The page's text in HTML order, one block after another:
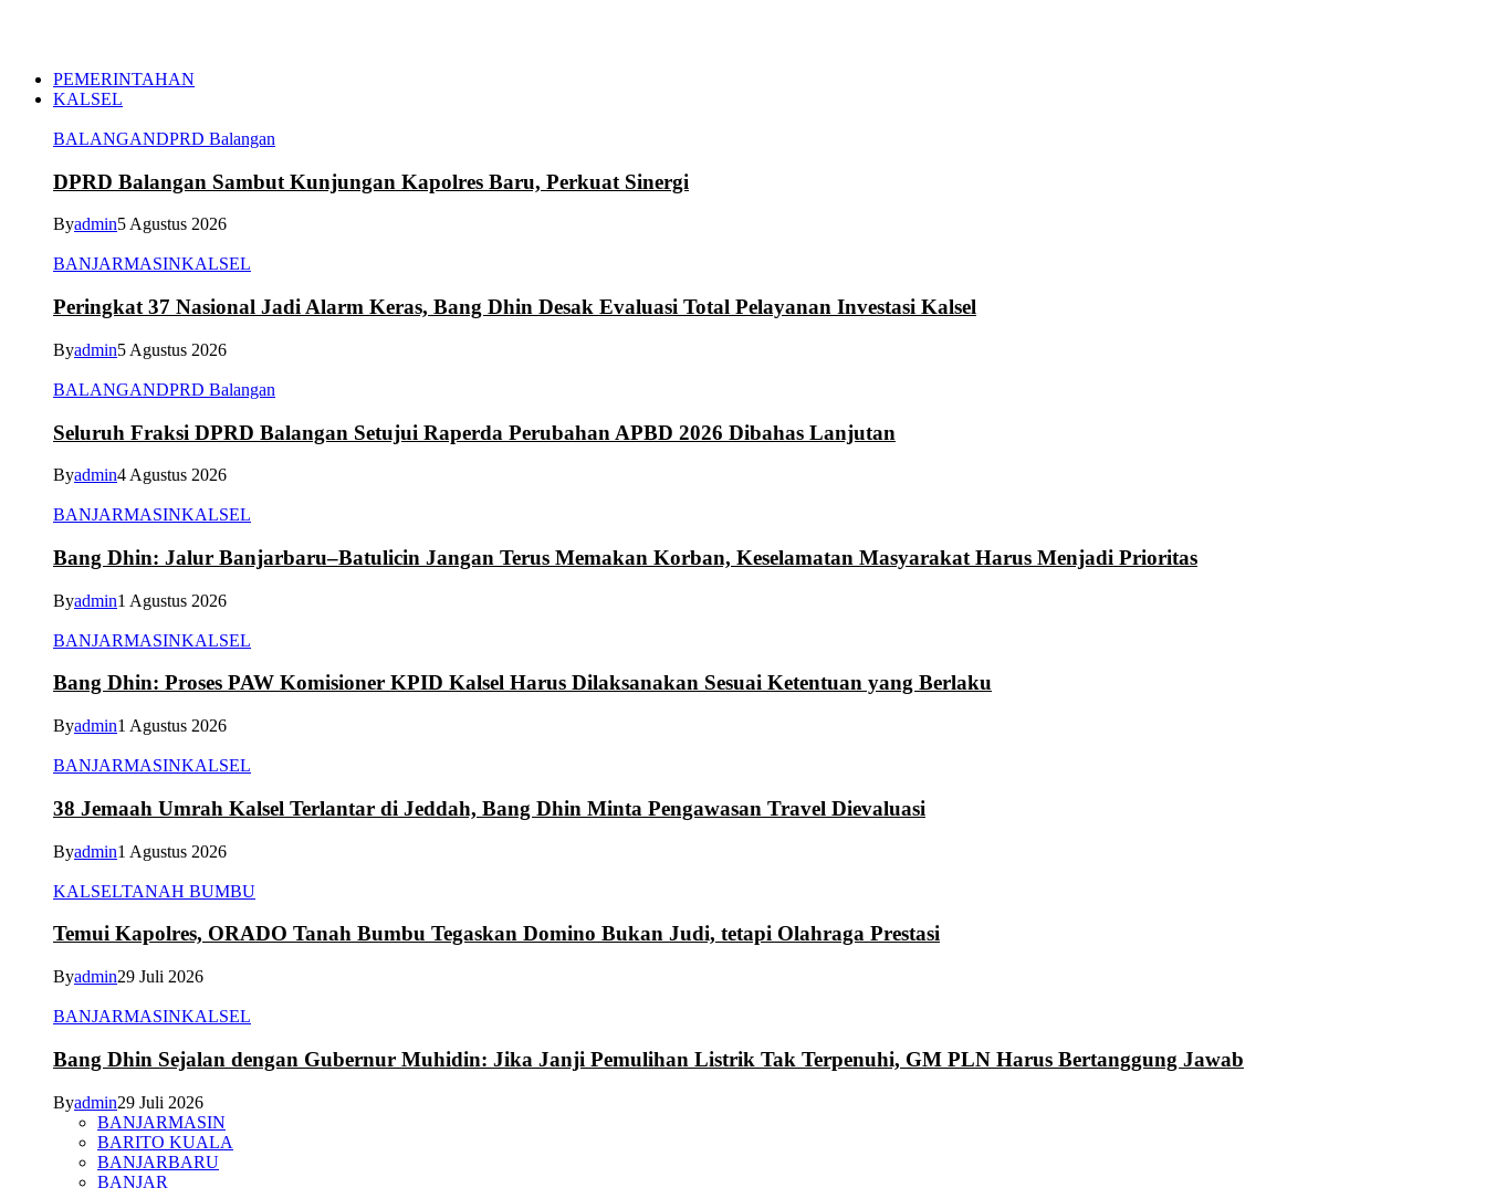
PEMERINTAHAN
KALSEL
BALANGANDPRD Balangan
DPRD Balangan Sambut Kunjungan Kapolres Baru, Perkuat Sinergi
Byadmin5 Agustus 2026
BANJARMASINKALSEL
Peringkat 37 Nasional Jadi Alarm Keras, Bang Dhin Desak Evaluasi Total Pelayanan Investasi Kalsel
Byadmin5 Agustus 2026
BALANGANDPRD Balangan
Seluruh Fraksi DPRD Balangan Setujui Raperda Perubahan APBD 2026 Dibahas Lanjutan
Byadmin4 Agustus 2026
BANJARMASINKALSEL
Bang Dhin: Jalur Banjarbaru–Batulicin Jangan Terus Memakan Korban, Keselamatan Masyarakat Harus Menjadi Prioritas
Byadmin1 Agustus 2026
BANJARMASINKALSEL
Bang Dhin: Proses PAW Komisioner KPID Kalsel Harus Dilaksanakan Sesuai Ketentuan yang Berlaku
Byadmin1 Agustus 2026
BANJARMASINKALSEL
38 Jemaah Umrah Kalsel Terlantar di Jeddah, Bang Dhin Minta Pengawasan Travel Dievaluasi
Byadmin1 Agustus 2026
KALSELTANAH BUMBU
Temui Kapolres, ORADO Tanah Bumbu Tegaskan Domino Bukan Judi, tetapi Olahraga Prestasi
Byadmin29 Juli 2026
BANJARMASINKALSEL
Bang Dhin Sejalan dengan Gubernur Muhidin: Jika Janji Pemulihan Listrik Tak Terpenuhi, GM PLN Harus Bertanggung Jawab
Byadmin29 Juli 2026
BANJARMASIN
BARITO KUALA
BANJARBARU
BANJAR